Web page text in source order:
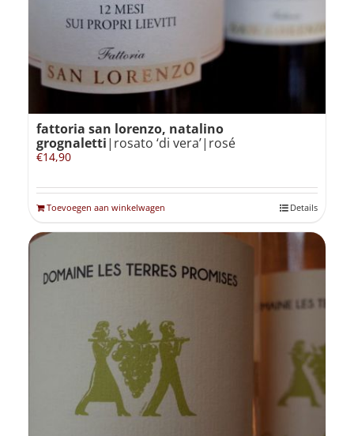
fattoria san lorenzo, natalino
grognaletti|rosato ‘di vera’|rosé
€14,90
Toevoegen aan winkelwagen Details